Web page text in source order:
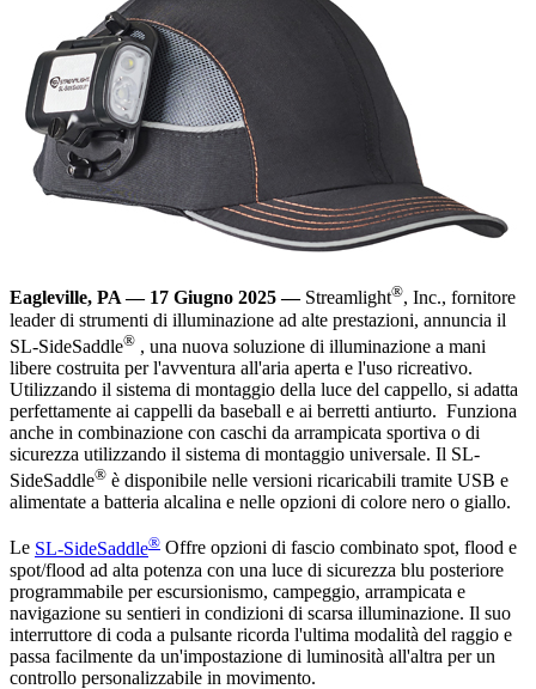
Eagleville, PA — 17 Giugno 2025 — Streamlight®, Inc., fornitore
leader di strumenti di illuminazione ad alte prestazioni, annuncia il
SL-SideSaddle® , una nuova soluzione di illuminazione a mani
libere costruita per l'avventura all'aria aperta e l'uso ricreativo.
Utilizzando il sistema di montaggio della luce del cappello, si adatta
perfettamente ai cappelli da baseball e ai berretti antiurto. Funziona
anche in combinazione con caschi da arrampicata sportiva o di
sicurezza utilizzando il sistema di montaggio universale. Il SL-
SideSaddle® è disponibile nelle versioni ricaricabili tramite USB e
alimentate a batteria alcalina e nelle opzioni di colore nero o giallo.
Le SL-SideSaddle® Offre opzioni di fascio combinato spot, flood e
spot/flood ad alta potenza con una luce di sicurezza blu posteriore
programmabile per escursionismo, campeggio, arrampicata e
navigazione su sentieri in condizioni di scarsa illuminazione. Il suo
interruttore di coda a pulsante ricorda l'ultima modalità del raggio e
passa facilmente da un'impostazione di luminosità all'altra per un
controllo personalizzabile in movimento.